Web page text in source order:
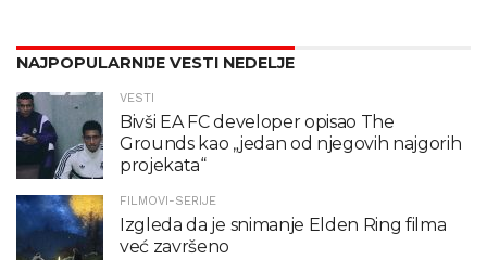
NAJPOPULARNIJE VESTI NEDELJE
VESTI
Bivši EA FC developer opisao The
Grounds kao „jedan od njegovih najgorih
projekata“
FILMOVI-SERIJE
Izgleda da je snimanje Elden Ring filma
već završeno